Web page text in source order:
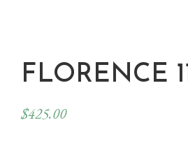
FLORENCE
$425.00